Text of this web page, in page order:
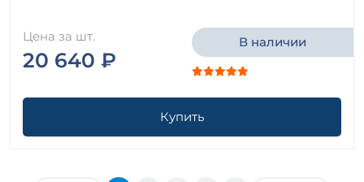
Цена за шт.
20 640 ₽
В наличии
Купить